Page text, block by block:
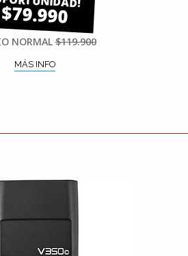
$79.990
NORMAL$119.900
MÁS INFO